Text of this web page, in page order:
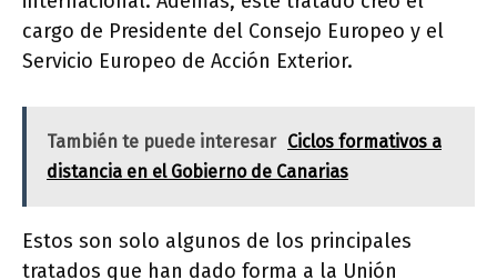
cargo de Presidente del Consejo Europeo y el
Servicio Europeo de Acción Exterior.
También te puede interesar Ciclos formativos a
distancia en el Gobierno de Canarias
Estos son solo algunos de los principales
tratados que han dado forma a la Unión